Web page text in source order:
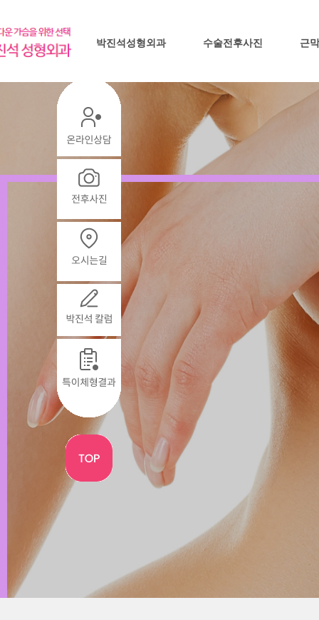
박진석성형외과 수술전후사진 근